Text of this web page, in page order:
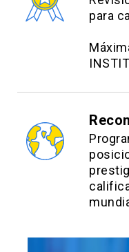
para